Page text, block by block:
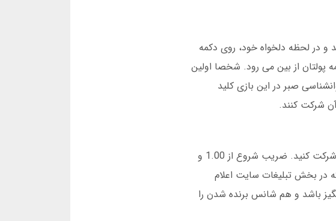
در لحظه دلخواه خود، روی دکمه
پولتان از بین می رود. شخصا اولین
بعدا یاد گرفتم که روانشناسی صبر در این بازی کلید
شرکت کنند.
حداقل مبلغ شرط در بازی انفجار 5 هزار تومان است. شما میتوانید حداکثر 50 میلیون تومان در هر دور شرکت کنید. ضریب شروع از 1.00 و
در بخش تبلیغات سایت اعلام
باشد و هم شانس برنده شدن را